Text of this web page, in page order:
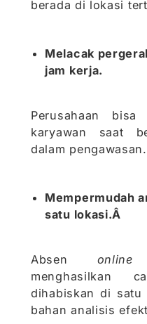
berada di lokasi
Melacak
jam kerja.
Perusahaan bisa
karyawan saat
dalam pengawasan.
Mempermudah
satu lokasi.Â
Absen online
menghasilkan
dihabiskan di
bahan analisis